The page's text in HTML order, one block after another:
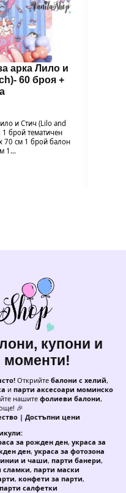
арка Лило и
60 броя +
и Стич (Lilo and
брой тематичен
70 см 1 брой балон
1…
купони и
моменти!
Открийте балони с хелий,
и парти аксесоари моминско
нашитефолиеви балони,
🎉
| Достъпни цени
за рожден ден, украса за
ден, украса за фотозона
и чаши, парти банери,
сламки, парти маски
, конфети за парти,
парти салфетки